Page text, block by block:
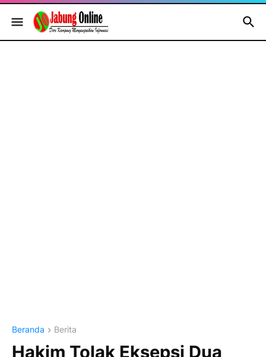
Beranda Berita
Hakim Tolak Eksepsi Dua